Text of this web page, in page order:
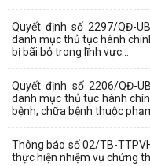
Quyết định số 2297/QĐ-
danh mục thủ tục hành
bị bãi bỏ trong lĩnh vực...
Quyết định số 2206/QĐ-
danh mục thủ tục hành
bệnh, chữa bệnh thuộc
Thông báo số 02/TB-
thực hiện nhiệm vụ chứng